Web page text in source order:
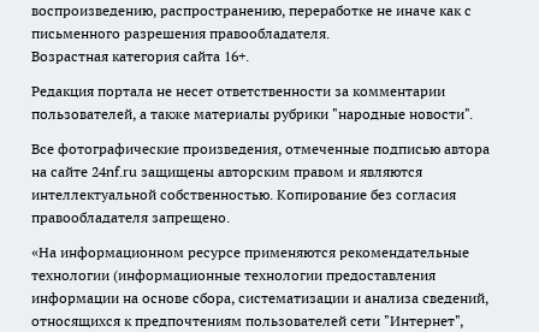
воспроизведению, распространению, переработке не иначе как с
письменного разрешения правообладателя.
Возрастная категория сайта 16+.
Редакция портала не несет ответственности за комментарии
пользователей, а также материалы рубрики "народные новости".
Все фотографические произведения, отмеченные подписью автора
на сайте 24nf.ru защищены авторским правом и являются
интеллектуальной собственностью. Копирование без согласия
правообладателя запрещено.
«На информационном ресурсе применяются рекомендательные
технологии (информационные технологии предоставления
информации на основе сбора, систематизации и анализа сведений,
относящихся к предпочтениям пользователей сети "Интернет",